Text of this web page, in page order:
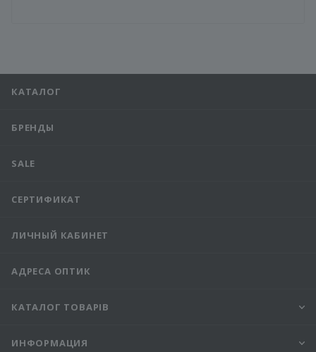
КАТАЛОГ
БРЕНДЫ
SALE
СЕРТИФИКАТ
ЛИЧНЫЙ КАБИНЕТ
АДРЕСА ОПТИК
КАТАЛОГ ТОВАРІВ
ИНФОРМАЦИЯ